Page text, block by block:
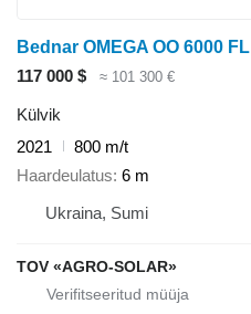
Bednar OMEGA OO 6000 FL
117 000 $
≈ 101 300 €
Külvik
2021
800 m/t
Haardeulatus 6 m
Ukraina, Sumi
TOV «AGRO-SOLAR»